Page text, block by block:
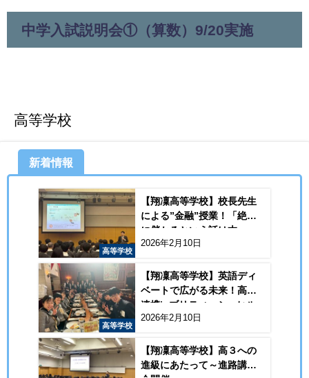
中学入試説明会①（算数）9/20実施
高等学校
新着情報
高等学校
【翔凜高等学校】校長先生
による”金融”授業！「絶対
に儲かるという話は本
当？」
2026年2月10日
高等学校
【翔凜高等学校】英語ディ
ベートで広がる未来！高大
連携inブリティッシュヒル
ズ
2026年2月10日
【翔凜高等学校】高３への
進級にあたって～進路講演